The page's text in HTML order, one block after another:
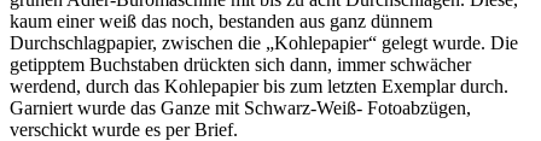
kaum einer weiß das noch, bestanden aus ganz dünnem
Durchschlagpapier, zwischen die „Kohlepapier“ gelegt wurde. Die
getipptem Buchstaben drückten sich dann, immer schwächer
werdend, durch das Kohlepapier bis zum letzten Exemplar durch.
Garniert wurde das Ganze mit Schwarz-Weiß- Fotoabzügen,
verschickt wurde es per Brief.